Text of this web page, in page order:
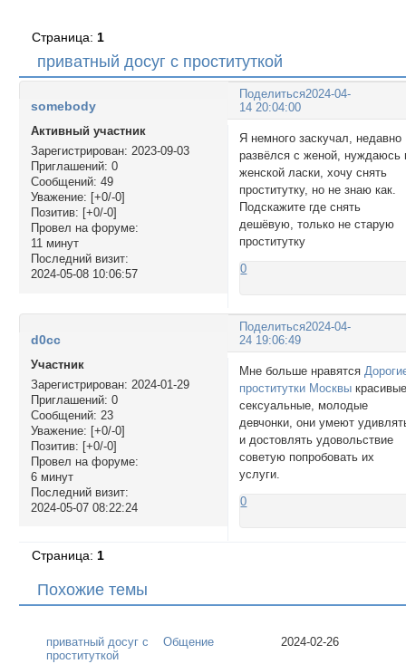
приватный досуг с проституткой
Страница: 1
Поделиться2024-04-
14 20:04:00
somebody
Активный участник
Зарегистрирован: 2023-09-03
Приглашений: 0
Сообщений: 49
Уважение: [+0/-0]
Позитив: [+0/-0]
Провел на форуме:
11 минут
Последний визит:
2024-05-08 10:06:57
Я немного заскучал, недавно
развёлся с женой, нуждаюсь
женской ласки, хочу снять
проститутку, но не знаю как.
Подскажите где снять
дешёвую, только не старую
проститутку
0
Поделиться2024-04-
24 19:06:49
d0cc
Участник
Зарегистрирован: 2024-01-29
Приглашений: 0
Сообщений: 23
Уважение: [+0/-0]
Позитив: [+0/-0]
Провел на форуме:
6 минут
Последний визит:
2024-05-07 08:22:24
Мне больше нравятся
проститутки Москвы
сексуальные, молодые
девчонки, они умеют
и достовлять удовольствие
советую попробовать их
услуги.
0
Страница: 1
Похожие темы
приватный досуг с
проституткой
Общение 2024-02-26